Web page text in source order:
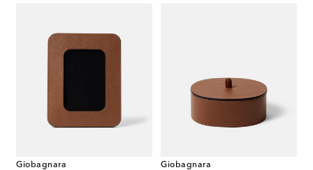
Giobagnara
Giobagnara